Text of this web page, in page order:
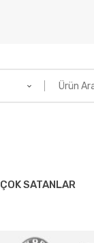
ÇOK SATANLAR